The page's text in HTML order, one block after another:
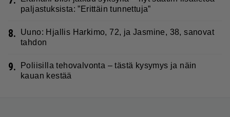
paljastuksista: ”Erittäin tunnettuja”
8.
Uuno: Hjallis Harkimo, 72, ja Jasmine, 38, sanovat
tahdon
9.
Poliisilla tehovalvonta – tästä kysymys ja näin
kauan kestää